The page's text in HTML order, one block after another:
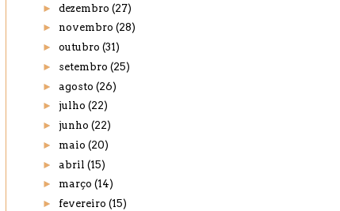
► dezembro (27)
► novembro (28)
► outubro (31)
► setembro (25)
► agosto (26)
► julho (22)
► junho (22)
► maio (20)
► abril (15)
► março (14)
► fevereiro (15)